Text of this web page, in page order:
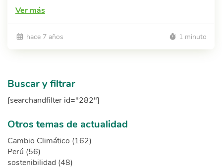
Ver más
hace 7 años 1 minuto
Buscar y filtrar
[searchandfilter id="282"]
Otros temas de actualidad
Cambio Climático (162)
Perú (56)
sostenibilidad (48)